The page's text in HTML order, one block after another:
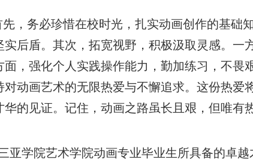
先，务必珍惜在校时光，扎实动画创作的基础
后盾。其次，拓宽视野，积极汲取灵感。一
，强化个人实践操作能力，勤加练习，不畏
动画艺术的无限热爱与不懈追求。这份热爱
的见证。记住，动画之路虽长且艰，但唯有
亚学院艺术学院动画专业毕业生所具备的卓越